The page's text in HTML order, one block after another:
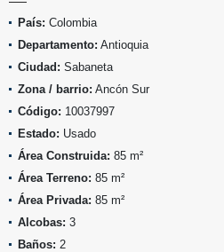
País: Colombia
Departamento: Antioquia
Ciudad: Sabaneta
Zona / barrio: Ancón Sur
Código: 10037997
Estado: Usado
Área Construida: 85 m²
Área Terreno: 85 m²
Área Privada: 85 m²
Alcobas: 3
Baños: 2